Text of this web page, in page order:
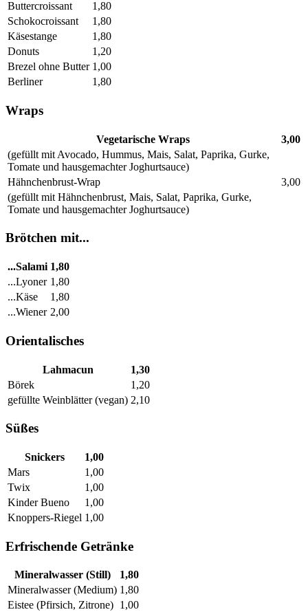
Buttercroissant
1,80
Schokocroissant
1,80
Käsestange
1,80
Donuts
1,20
Brezel ohne Butter 1,00
Berliner
1,80
Wraps
Vegetarische Wraps
3,00
(gefüllt mit Avocado, Hummus, Mais, Salat, Paprika, Gurke,
Tomate und hausgemachter Joghurtsauce)
Hähnchenbrust-Wrap
3,00
(gefüllt mit Hähnchenbrust, Mais, Salat, Paprika, Gurke,
Tomate und hausgemachter Joghurtsauce)
Brötchen mit...
...Salami 1,80
...Lyoner 1,80
...Käse
1,80
...Wiener 2,00
Orientalisches
Lahmacun
1,30
Börek
1,20
gefüllte Weinblätter (vegan) 2,10
Süßes
Snickers
1,00
Mars
1,00
Twix
1,00
Kinder Bueno
1,00
Knoppers-Riegel 1,00
Erfrischende Getränke
Mineralwasser (Still)
1,80
Mineralwasser (Medium) 1,80
Eistee (Pfirsich, Zitrone) 1,00